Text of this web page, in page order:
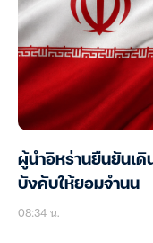
ผู้นำอิหร่านยืนยันเดิ
บังคับให้ยอมจำนน
08:34 น.